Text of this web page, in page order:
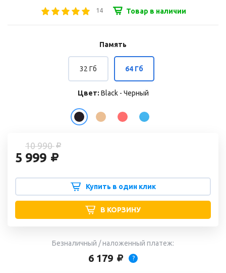
14 Товар в наличии
Память
32 Гб 64 Гб
Цвет: Black - Черный
10 990
5 999
Купить в один клик
В КОРЗИНУ
Безналичный / наложенный платеж:
6 179 ?